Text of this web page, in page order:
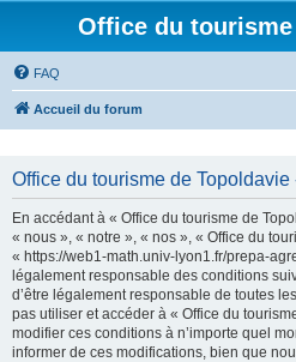
Office du
FAQ
Accueil du forum
Office du tourisme de Topoldavie
En accédant à « Office du tourisme de
« nous », « notre », « nos », « Office du
« https://web1-math.univ-lyon1.fr/prepa-
légalement responsable des conditions
d’être légalement responsable de toutes
pas utiliser et accéder à « Office du
modifier ces conditions à n’importe quel
informer de ces modifications, bien que